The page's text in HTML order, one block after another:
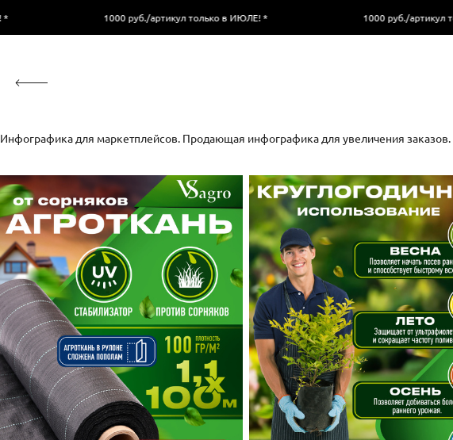
Инфографика для маркетплейсов. Продающая инфографика для увеличения заказов.
1000 руб./артикул только в ИЮЛЕ! * 1000 руб./артикул только в ИЮЛЕ! *